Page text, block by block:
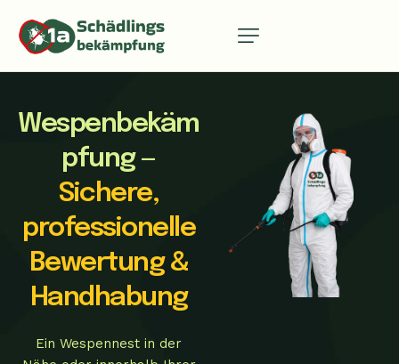
Wespenbekäm
pfung —
Sichere,
professionelle
Bewertung &
Handhabung
Ein Wespennest in der